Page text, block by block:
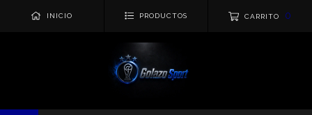
INICIO PRODUCTOS CARRITO 0